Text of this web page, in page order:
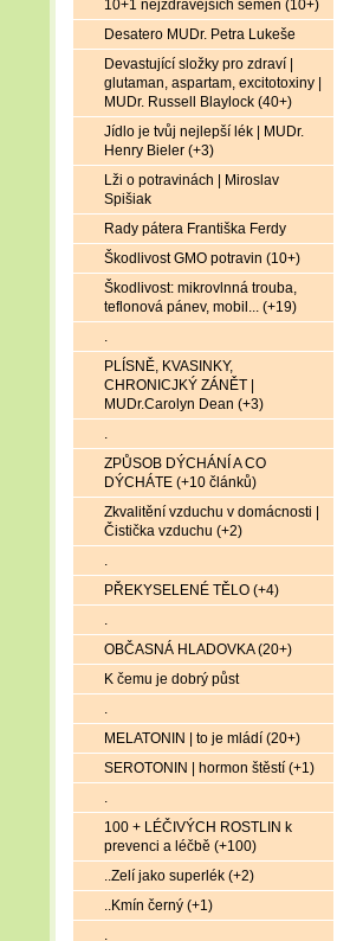
10+1 nejzdravějších semen (10+)
Desatero MUDr. Petra Lukeše
Devastující složky pro zdraví |
glutaman, aspartam, excitotoxiny |
MUDr. Russell Blaylock (40+)
Jídlo je tvůj nejlepší lék | MUDr.
Henry Bieler (+3)
Lži o potravinách | Miroslav
Spišiak
Rady pátera Františka Ferdy
Škodlivost GMO potravin (10+)
Škodlivost: mikrovlnná trouba,
teflonová pánev, mobil... (+19)
.
PLÍSNĚ, KVASINKY,
CHRONICJKÝ ZÁNĚT |
MUDr.Carolyn Dean (+3)
.
ZPŮSOB DÝCHÁNÍ A CO
DÝCHÁTE (+10 článků)
Zkvalitění vzduchu v domácnosti |
Čistička vzduchu (+2)
.
PŘEKYSELENÉ TĚLO (+4)
.
OBČASNÁ HLADOVKA (20+)
K čemu je dobrý půst
.
MELATONIN | to je mládí (20+)
SEROTONIN | hormon štěstí (+1)
.
100 + LÉČIVÝCH ROSTLIN k
prevenci a léčbě (+100)
..Zelí jako superlék (+2)
..Kmín černý (+1)
.